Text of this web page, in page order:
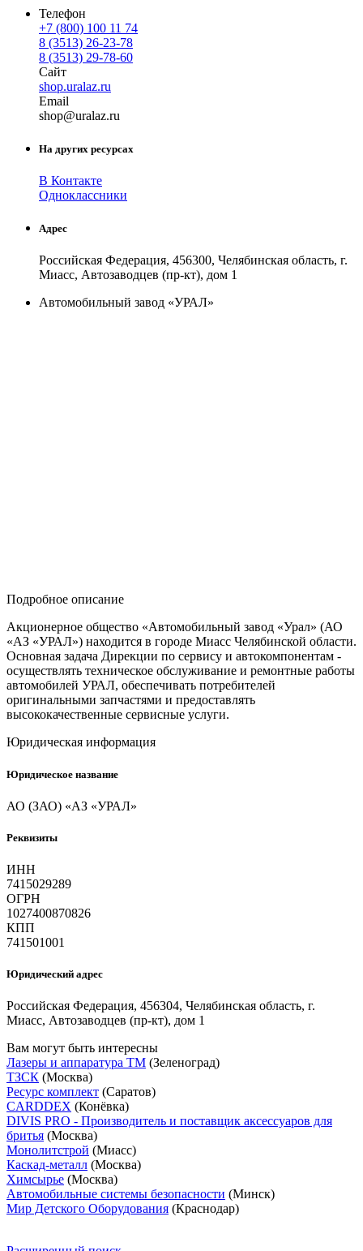
Телефон
+7 (800) 100 11 74
8 (3513) 26-23-78
8 (3513) 29-78-60
Сайт
shop.uralaz.ru
Email
shop@uralaz.ru
На других ресурсах
В Контакте
Одноклассники
Адрес
Российская Федерация, 456300, Челябинская область, г.
Миасс, Автозаводцев (пр-кт), дом 1
Автомобильный завод «УРАЛ»
Подробное описание
Акционерное общество «Автомобильный завод «Урал» (АО
«АЗ «УРАЛ») находится в городе Миасс Челябинской области.
Основная задача Дирекции по сервису и автокомпонентам -
осуществлять техническое обслуживание и ремонтные работы
автомобилей УРАЛ, обеспечивать потребителей
оригинальными запчастями и предоставлять
высококачественные сервисные услуги.
Юридическая информация
Юридическое название
АО (ЗАО) «АЗ «УРАЛ»
Реквизиты
ИНН
7415029289
ОГРН
1027400870826
КПП
741501001
Юридический адрес
Российская Федерация, 456304, Челябинская область, г.
Миасс, Автозаводцев (пр-кт), дом 1
Вам могут быть интересны
Лазеры и аппаратура ТМ (Зеленоград)
ТЗСК (Москва)
Ресурс комплект (Саратов)
CARDDEX (Конёвка)
DIVIS PRO - Производитель и поставщик аксессуаров для
бритья (Москва)
Монолитстрой (Миасс)
Каскад-металл (Москва)
Химсырье (Москва)
Автомобильные системы безопасности (Минск)
Мир Детского Оборудования (Краснодар)